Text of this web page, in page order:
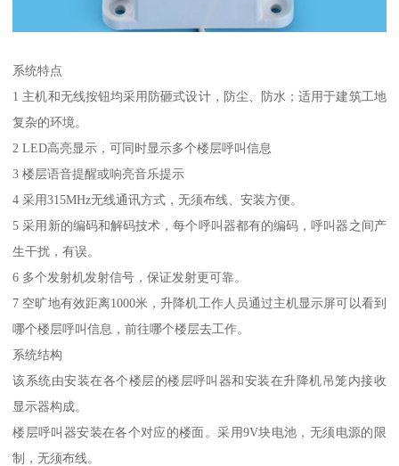
系统特点
1 主机和无线按钮均采用防砸式设计，防尘、防水；适用于建筑工地
复杂的环境。
2 LED高亮显示，可同时显示多个楼层呼叫信息
3 楼层语音提醒或响亮音乐提示
4 采用315MHz无线通讯方式，无须布线、安装方便。
5 采用新的编码和解码技术，每个呼叫器都有的编码，呼叫器之间产
生干扰，有误。
6 多个发射机发射信号，保证发射更可靠。
7 空旷地有效距离1000米，升降机工作人员通过主机显示屏可以看到
哪个楼层呼叫信息，前往哪个楼层去工作。
系统结构
该系统由安装在各个楼层的楼层呼叫器和安装在升降机吊笼内接收
显示器构成。
楼层呼叫器安装在各个对应的楼面。采用9V块电池，无须电源的限
制，无须布线。